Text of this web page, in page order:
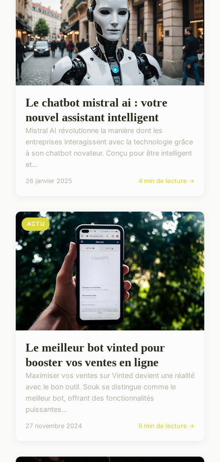
Le chatbot mistral ai : votre
nouvel assistant intelligent
Mistral AI révolutionne la manière dont les
entreprises interagissent avec la technologie grâce
à son chatbot novateur. Conçu pour être intelligent
et...
26 janvier 2025 4 min de lecture →
ACTU
Le meilleur bot vinted pour
booster vos ventes en ligne
Maximiser vos ventes sur Vinted devient une réalité
avec le bon outil. Souk se distingue comme le
meilleur bot, offrant des fonctionnalités
puissantes...
27 novembre 2024 6 min de lecture →